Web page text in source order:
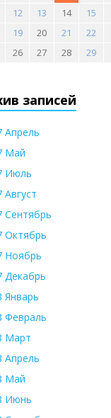
12 13 14 15
19 20 21 22
26 27 28 29
записей
Апрель
Май
Июль
Август
Сентябрь
Октябрь
Ноябрь
Декабрь
Январь
Февраль
Март
Апрель
Май
Июнь